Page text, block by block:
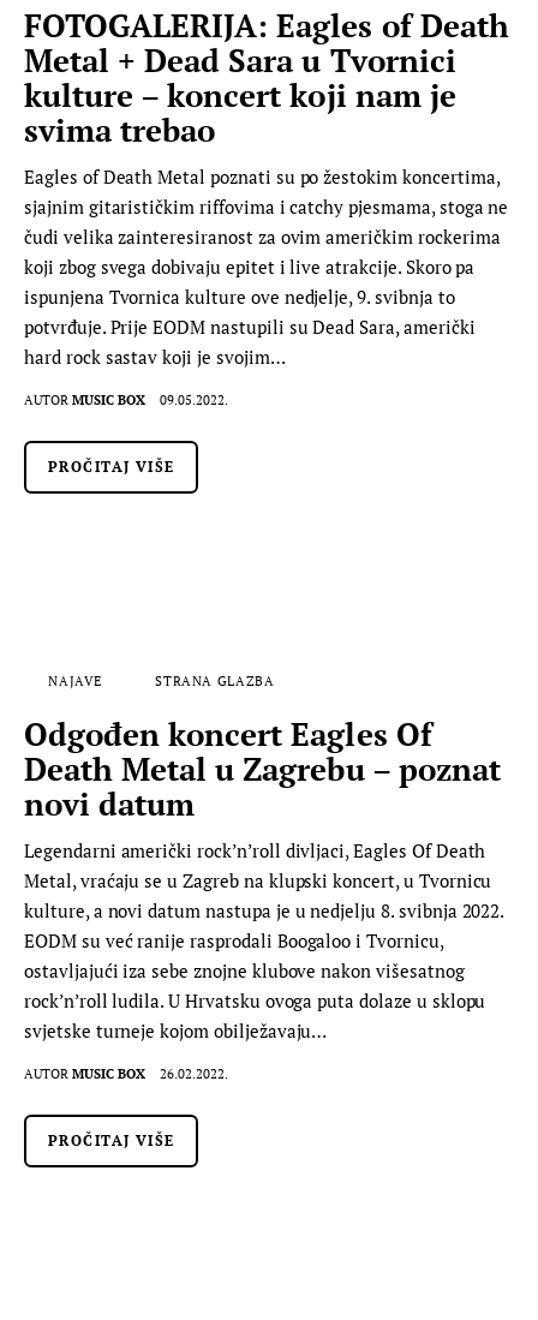
FOTOGALERIJA: Eagles of Death
Metal + Dead Sara u Tvornici
kulture – koncert koji nam je
svima trebao
Eagles of Death Metal poznati su po žestokim koncertima,
sjajnim gitarističkim riffovima i catchy pjesmama, stoga ne
čudi velika zainteresiranost za ovim američkim rockerima
koji zbog svega dobivaju epitet i live atrakcije. Skoro pa
ispunjena Tvornica kulture ove nedjelje, 9. svibnja to
potvrđuje. Prije EODM nastupili su Dead Sara, američki
hard rock sastav koji je svojim…
AUTOR MUSIC BOX 09.05.2022.
PROČITAJ VIŠE
NAJAVE STRANA GLAZBA
Odgođen koncert Eagles Of
Death Metal u Zagrebu – poznat
novi datum
Legendarni američki rock’n’roll divljaci, Eagles Of Death
Metal, vraćaju se u Zagreb na klupski koncert, u Tvornicu
kulture, a novi datum nastupa je u nedjelju 8. svibnja 2022.
EODM su već ranije rasprodali Boogaloo i Tvornicu,
ostavljajući iza sebe znojne klubove nakon višesatnog
rock’n’roll ludila. U Hrvatsku ovoga puta dolaze u sklopu
svjetske turneje kojom obilježavaju…
AUTOR MUSIC BOX 26.02.2022.
PROČITAJ VIŠE